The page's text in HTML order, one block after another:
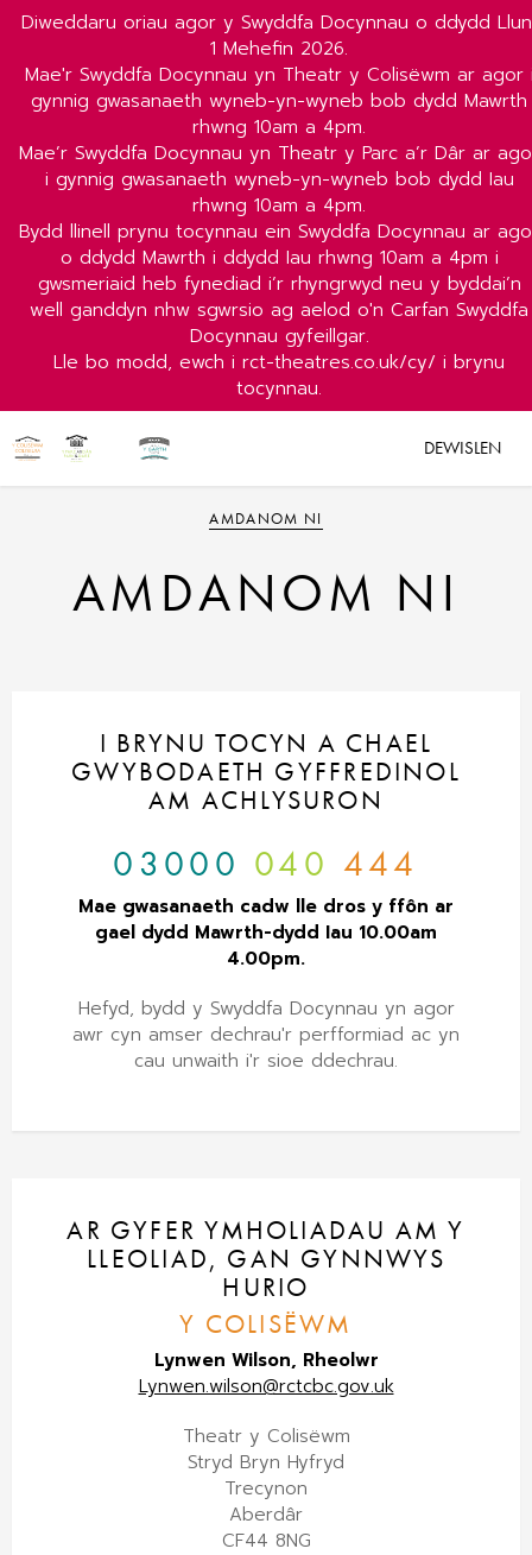
Diweddaru oriau agor y Swyddfa Docynnau o ddydd
1 Mehefin 2026.
Mae'r Swyddfa Docynnau yn Theatr y Colisëwm ar agor
gynnig gwasanaeth wyneb-yn-wyneb bob dydd Mawrth
rhwng 10am a 4pm.
Mae’r Swyddfa Docynnau yn Theatr y Parc a’r Dâr ar
i gynnig gwasanaeth wyneb-yn-wyneb bob dydd Iau
rhwng 10am a 4pm.
Bydd llinell prynu tocynnau ein Swyddfa Docynnau ar
o ddydd Mawrth i ddydd Iau rhwng 10am a 4pm i
gwsmeriaid heb fynediad i’r rhyngrwyd neu y byddai’n
well ganddyn nhw sgwrsio ag aelod o'n Carfan Swyddfa
Docynnau gyfeillgar.
Lle bo modd, ewch i rct-theatres.co.uk/cy/ i brynu
tocynnau.
DEWISLEN
AMDANOM NI
AMDANOM NI
I BRYNU TOCYN A CHAEL
GWYBODAETH GYFFREDINOL
AM ACHLYSURON
03000 040 444
Mae gwasanaeth cadw lle dros y ffôn ar
gael dydd Mawrth-dydd Iau 10.00am
4.00pm.
Hefyd, bydd y Swyddfa Docynnau yn agor
awr cyn amser dechrau'r perfformiad ac yn
cau unwaith i'r sioe ddechrau.
AR GYFER YMHOLIADAU AM Y
LLEOLIAD, GAN GYNNWYS
HURIO
Y COLISËWM
Lynwen Wilson, Rheolwr
Lynwen.wilson@rctcbc.gov.uk
Theatr y Colisëwm
Stryd Bryn Hyfryd
Trecynon
Aberdâr
CF44 8NG